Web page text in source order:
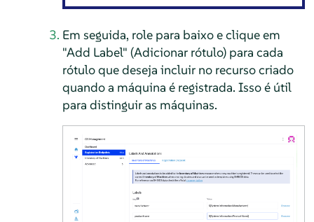
Em seguida, role para baixo e clique em
"Add Label" (Adicionar rótulo) para cada
rótulo que deseja incluir no recurso criado
quando a máquina é registrada. Isso é útil
para distinguir as máquinas.